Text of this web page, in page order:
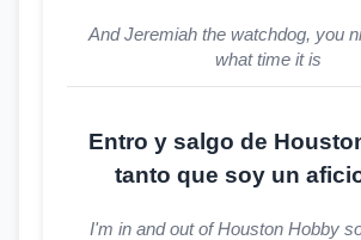
And Jeremiah the watchdog, you
what time it is
Entro y salgo de
tanto que soy un
I'm in and out of Houston Hobby